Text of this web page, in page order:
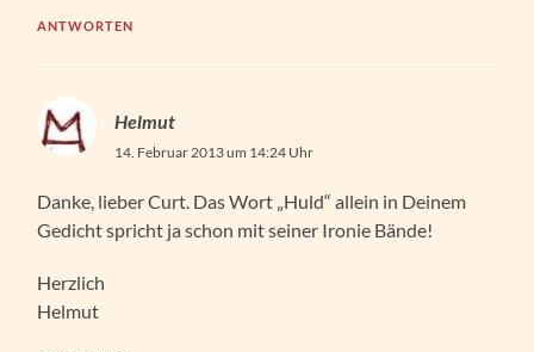
ANTWORTEN
Helmut
14. Februar 2013 um 14:24 Uhr
Danke, lieber Curt. Das Wort „Huld“ allein in Deinem
Gedicht spricht ja schon mit seiner Ironie Bände!
Herzlich
Helmut